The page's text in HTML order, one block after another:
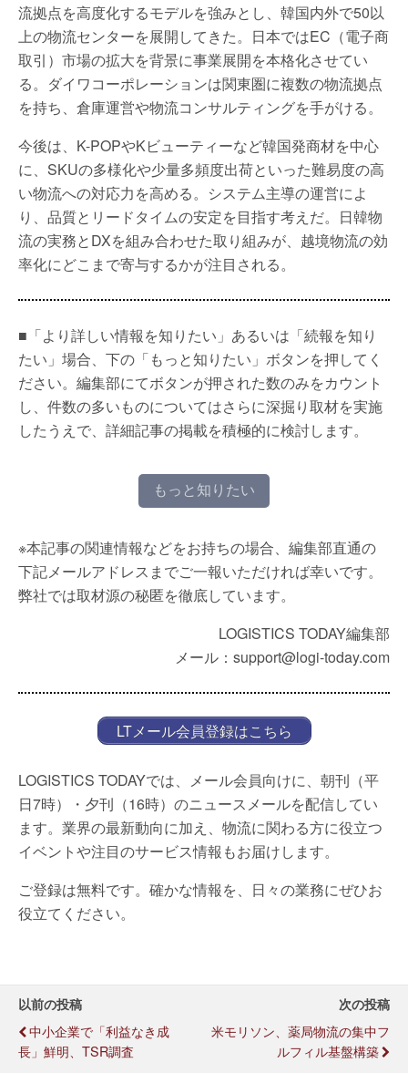
流拠点を高度化するモデルを強みとし、韓国内外で50以
上の物流センターを展開してきた。日本ではEC（電子商
取引）市場の拡大を背景に事業展開を本格化させてい
る。ダイワコーポレーションは関東圏に複数の物流拠点
を持ち、倉庫運営や物流コンサルティングを手がける。
今後は、K-POPやKビューティーなど韓国発商材を中心
に、SKUの多様化や少量多頻度出荷といった難易度の高
い物流への対応力を高める。システム主導の運営によ
り、品質とリードタイムの安定を目指す考えだ。日韓物
流の実務とDXを組み合わせた取り組みが、越境物流の効
率化にどこまで寄与するかが注目される。
■「より詳しい情報を知りたい」あるいは「続報を知り
たい」場合、下の「もっと知りたい」ボタンを押してく
ださい。編集部にてボタンが押された数のみをカウント
し、件数の多いものについてはさらに深掘り取材を実施
したうえで、詳細記事の掲載を積極的に検討します。
もっと知りたい
※本記事の関連情報などをお持ちの場合、編集部直通の
下記メールアドレスまでご一報いただければ幸いです。
弊社では取材源の秘匿を徹底しています。
LOGISTICS TODAY編集部
メール：support@logi-today.com
LTメール会員登録はこちら
LOGISTICS TODAYでは、メール会員向けに、朝刊（平
日7時）・夕刊（16時）のニュースメールを配信してい
ます。業界の最新動向に加え、物流に関わる方に役立つ
イベントや注目のサービス情報もお届けします。
ご登録は無料です。確かな情報を、日々の業務にぜひお
役立てください。
以前の投稿
中小企業で「利益なき成
長」鮮明、TSR調査
次の投稿
米モリソン、薬局物流の集中フ
ルフィル基盤構築